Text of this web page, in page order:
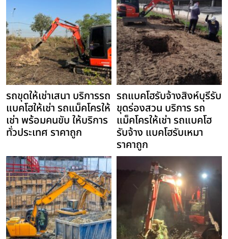
รถขุดให้เช่าเสนา บริการรถ
แบคโฮให้เช่า รถแม็คโครให้
เช่า พร้อมคนขับ ให้บริการ
ทั่วประเทศ ราคาถูก
รถแบคโฮรับจ้างสิงห์บุรีรับ
ขุดร่องสวน บริการ รถ
แม็คโครให้เช่า รถแบคโฮ
รับจ้าง แบคโฮรับเหมา
ราคาถูก